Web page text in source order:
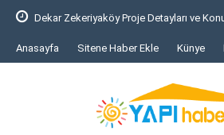
Dekar Zekeriyaköy Proje Detayları ve
Anasayfa Sitene Haber Ekle Künye